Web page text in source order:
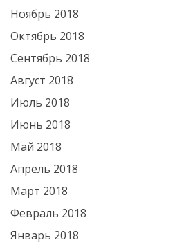
Ноябрь 2018
Октябрь 2018
Сентябрь 2018
Август 2018
Июль 2018
Июнь 2018
Май 2018
Апрель 2018
Март 2018
Февраль 2018
Январь 2018